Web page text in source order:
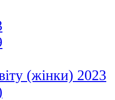
(жінки) 2023